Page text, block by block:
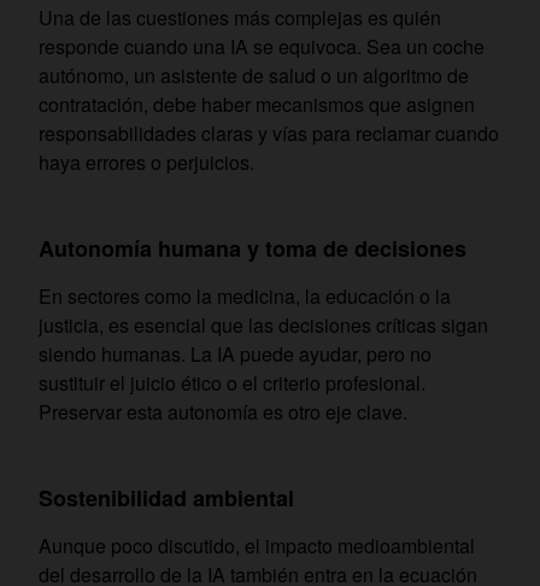
Una de las cuestiones más complejas es quién
responde cuando una IA se equivoca. Sea un coche
autónomo, un asistente de salud o un algoritmo de
contratación, debe haber mecanismos que asignen
responsabilidades claras y vías para reclamar cuando
haya errores o perjuicios.
Autonomía humana y toma de decisiones
En sectores como la medicina, la educación o la
justicia, es esencial que las decisiones críticas sigan
siendo humanas. La IA puede ayudar, pero no
sustituir el juicio ético o el criterio profesional.
Preservar esta autonomía es otro eje clave.
Sostenibilidad ambiental
Aunque poco discutido, el impacto medioambiental
del desarrollo de la IA también entra en la ecuación